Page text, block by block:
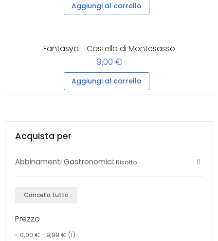
Aggiungi al carrello
Fantasya - Castello di Montesasso
9,00 €
Aggiungi al carrello
Acquista per
Abbinamenti Gastronomici: Risotto
Cancella tutto
Prezzo
0,00 € - 9,99 € (1)